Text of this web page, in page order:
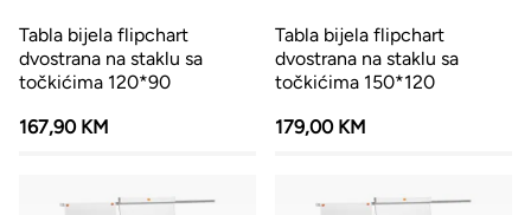
Tabla bijela flipchart
dvostrana na staklu sa
točkićima 120*90
167,90 KM
Tabla bijela flipchart
dvostrana na staklu sa
točkićima 150*120
179,00 KM